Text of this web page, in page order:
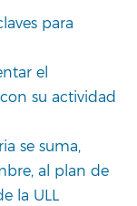
para
el
su actividad
se suma,
al plan de
la ULL